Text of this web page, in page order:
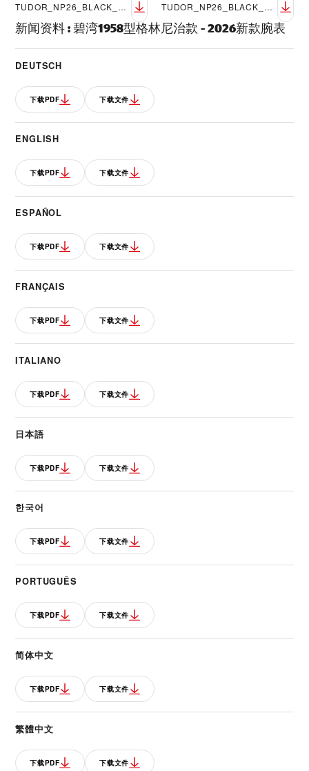
TUDOR_NP26_BLACK_BAY_58_GMT_LIFESTYLE_7 TUDOR_NP26_BLACK_BAY_58_GMT_LIFESTYLE_8
新闻资料:碧湾1958型格林尼治款 - 2026新款腕表
DEUTSCH
下载PDF 下载文件
ENGLISH
下载PDF 下载文件
ESPAÑOL
下载PDF 下载文件
FRANÇAIS
下载PDF 下载文件
ITALIANO
下载PDF 下载文件
日本語
下载PDF 下载文件
한국어
下载PDF 下载文件
PORTUGUÊS
下载PDF 下载文件
简体中文
下载PDF 下载文件
繁體中文
下载PDF 下载文件